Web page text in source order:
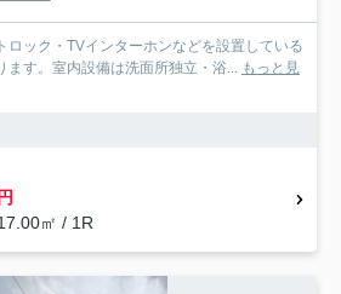
ロック・TVインターホンなどを設置している
す。室内設備は洗面所独立・浴...
もっと見
㎡ / 1R